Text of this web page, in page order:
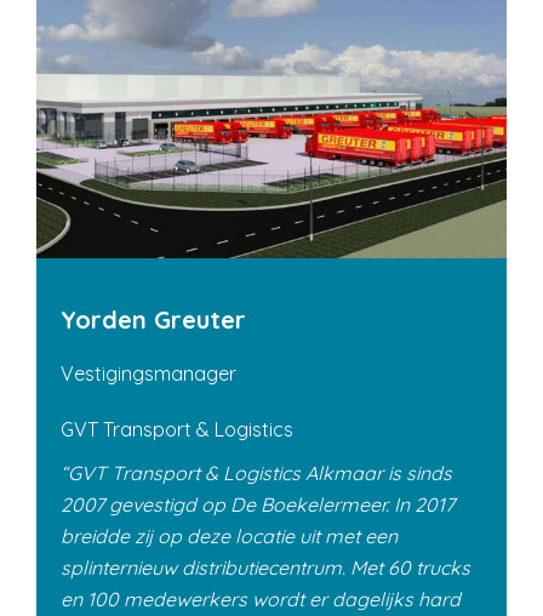
Yorden Greuter
Vestigingsmanager
GVT Transport & Logistics
GVT Transport & Logistics Alkmaar is sinds
2007 gevestigd op De Boekelermeer. In 2017
breidde zij op deze locatie uit met een
splinternieuw distributiecentrum. Met 60 trucks
en 100 medewerkers wordt er dagelijks hard